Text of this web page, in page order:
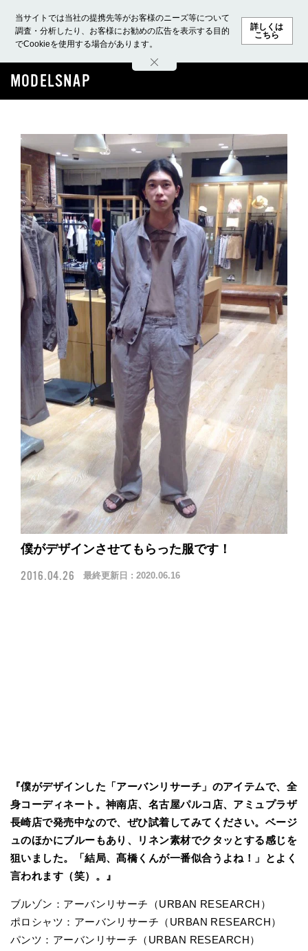
当サイトでは当社の提携先等がお客様のニーズ等について
調査・分析したり、お客様にお勧めの広告を表示する目的
でCookieを使用する場合があります。
詳しくは
こちら
ホーム モデル募集 ランキング ファッション ビューテ
MODELSNAP
僕がデザインさせてもらった服です！
2016.04.26
最終更新日 : 2020.06.16
『僕がデザインした「アーバンリサーチ」のアイテムで、全
身コーディネート。神南店、名古屋パルコ店、アミュプラザ
長崎店で発売中なので、ぜひ試着してみてください。ベージ
ュのほかにブルーもあり、リネン素材でクタッとする感じを
狙いました。「結局、髙橋くんが一番似合うよね！」とよく
言われます（笑）。』
ブルゾン：アーバンリサーチ（URBAN RESEARCH）
ポロシャツ：アーバンリサーチ（URBAN RESEARCH）
パンツ：アーバンリサーチ（URBAN RESEARCH）